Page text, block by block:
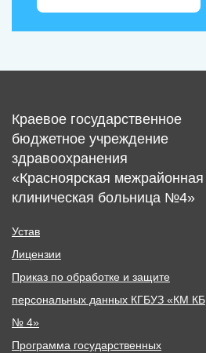
Краевое государственное
бюджетное учреждение
здравоохранения
«Красноярская межрайонная
клиническая больница №4»
Устав
Лицензии
Приказ по обработке и защите
персональных данных КГБУЗ «КМ КБ
№ 4»
Программа государственных